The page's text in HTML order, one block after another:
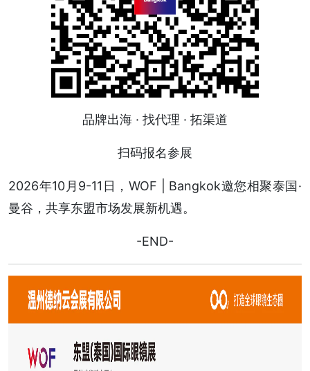
品牌出海 · 找代理 · 拓渠道
扫码报名参展
2026年10月9-11日，WOF | Bangkok邀您相聚泰国·
曼谷，共享东盟市场发展新机遇。
-END-